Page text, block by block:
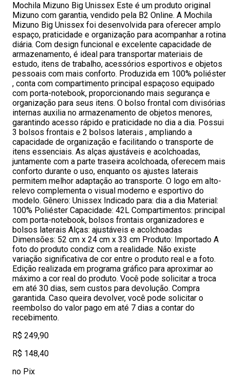
Mochila Mizuno Big Unissex Este é um produto original
Mizuno com garantia, vendido pela B2 Online. A Mochila
Mizuno Big Unissex foi desenvolvida para oferecer amplo
espaço, praticidade e organização para acompanhar a rotina
diária. Com design funcional e excelente capacidade de
armazenamento, é ideal para transportar materiais de
estudo, itens de trabalho, acessórios esportivos e objetos
pessoais com mais conforto. Produzida em 100% poliéster
, conta com compartimento principal espaçoso equipado
com porta-notebook, proporcionando mais segurança e
organização para seus itens. O bolso frontal com divisórias
internas auxilia no armazenamento de objetos menores,
garantindo acesso rápido e praticidade no dia a dia. Possui
3 bolsos frontais e 2 bolsos laterais , ampliando a
capacidade de organização e facilitando o transporte de
itens essenciais. As alças ajustáveis e acolchoadas,
juntamente com a parte traseira acolchoada, oferecem mais
conforto durante o uso, enquanto os ajustes laterais
permitem melhor adaptação ao transporte. O logo em alto-
relevo complementa o visual moderno e esportivo do
modelo. Gênero: Unissex Indicado para: dia a dia Material:
100% Poliéster Capacidade: 42L Compartimentos: principal
com porta-notebook, bolsos frontais organizadores e
bolsos laterais Alças: ajustáveis e acolchoadas
Dimensões: 52 cm x 24 cm x 33 cm Produto: Importado A
foto do produto condiz com a realidade. Não existe
variação significativa de cor entre o produto real e a foto.
Edição realizada em programa gráfico para aproximar ao
máximo a cor real do produto. Você pode solicitar a troca
em até 30 dias, sem custos para devolução. Compra
garantida. Caso queira devolver, você pode solicitar o
reembolso do valor pago em até 7 dias a contar do
recebimento.
R$ 249,90
R$ 148,40
no Pix